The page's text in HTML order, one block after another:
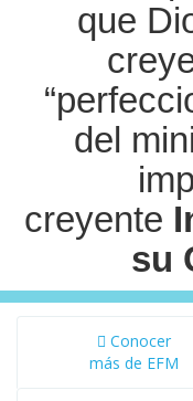
que
del
creyente
su
Conocer
más de EFM